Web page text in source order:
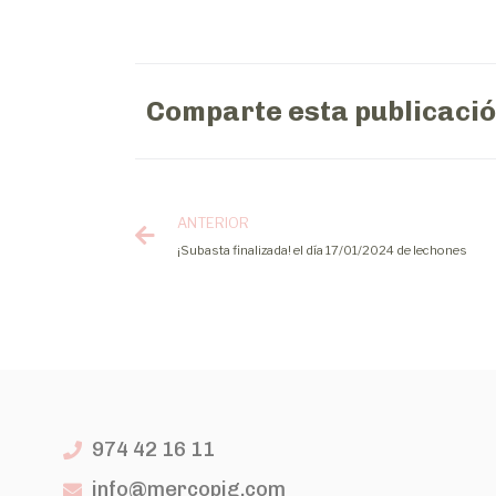
Comparte esta
ANTERIOR
¡Subasta finalizada! el día 17/01/2024 de lechones
974 42 16 11
info@mercopig.com